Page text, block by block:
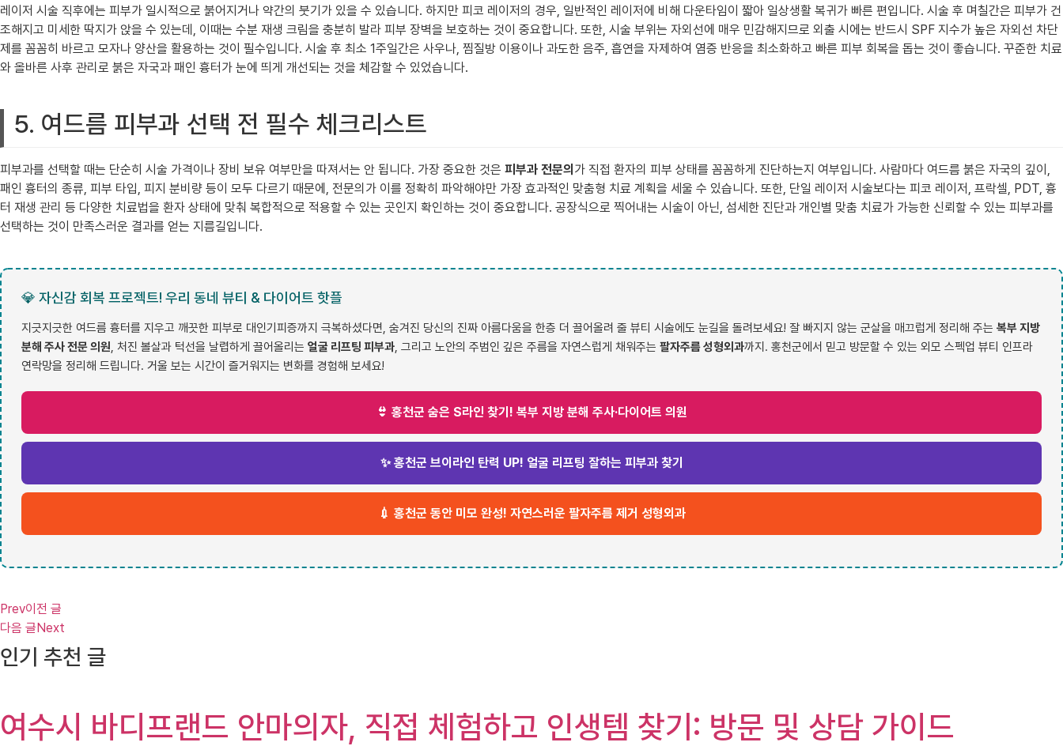
레이저 시술 직후에는 피부가 일시적으로 붉어지거나 약간의 붓기가 있을 수 있습니다. 하지만 피코 레이저의 경우, 일반적인 레이저에 비해 다운타임이 짧아 일상생활 복귀가 빠른 편입니다. 시술 후 며칠간은 피부가 건
조해지고 미세한 딱지가 앉을 수 있는데, 이때는 수분 재생 크림을 충분히 발라 피부 장벽을 보호하는 것이 중요합니다. 또한, 시술 부위는 자외선에 매우 민감해지므로 외출 시에는 반드시 SPF 지수가 높은 자외선 차단
제를 꼼꼼히 바르고 모자나 양산을 활용하는 것이 필수입니다. 시술 후 최소 1주일간은 사우나, 찜질방 이용이나 과도한 음주, 흡연을 자제하여 염증 반응을 최소화하고 빠른 피부 회복을 돕는 것이 좋습니다. 꾸준한 치료
와 올바른 사후 관리로 붉은 자국과 패인 흉터가 눈에 띄게 개선되는 것을 체감할 수 있었습니다.
5. 여드름 피부과 선택 전 필수 체크리스트
피부과를 선택할 때는 단순히 시술 가격이나 장비 보유 여부만을 따져서는 안 됩니다. 가장 중요한 것은 피부과 전문의 가 직접 환자의 피부 상태를 꼼꼼하게 진단하는지 여부입니다. 사람마다 여드름 붉은 자국의 깊이,
패인 흉터의 종류, 피부 타입, 피지 분비량 등이 모두 다르기 때문에, 전문의가 이를 정확히 파악해야만 가장 효과적인 맞춤형 치료 계획을 세울 수 있습니다. 또한, 단일 레이저 시술보다는 피코 레이저, 프락셀, PDT, 흉
터 재생 관리 등 다양한 치료법을 환자 상태에 맞춰 복합적으로 적용할 수 있는 곳인지 확인하는 것이 중요합니다. 공장식으로 찍어내는 시술이 아닌, 섬세한 진단과 개인별 맞춤 치료가 가능한 신뢰할 수 있는 피부과를
선택하는 것이 만족스러운 결과를 얻는 지름길입니다.
💎 자신감 회복 프로젝트! 우리 동네 뷰티 & 다이어트 핫플
지긋지긋한 여드름 흉터를 지우고 깨끗한 피부로 대인기피증까지 극복하셨다면, 숨겨진 당신의 진짜 아름다움을 한층 더 끌어올려 줄 뷰티 시술에도 눈길을 돌려보세요! 잘 빠지지 않는 군살을 매끄럽게 정리해 주는 복부 지방
분해 주사 전문 의원, 처진 볼살과 턱선을 날렵하게 끌어올리는 얼굴 리프팅 피부과, 그리고 노안의 주범인 깊은 주름을 자연스럽게 채워주는 팔자주름 성형외과까지. 홍천군에서 믿고 방문할 수 있는 외모 스펙업 뷰티 인프라
연락망을 정리해 드립니다. 거울 보는 시간이 즐거워지는 변화를 경험해 보세요!
👙 홍천군 숨은 S라인 찾기! 복부 지방 분해 주사·다이어트 의원
✨ 홍천군 브이라인 탄력 UP! 얼굴 리프팅 잘하는 피부과 찾기
💉 홍천군 동안 미모 완성! 자연스러운 팔자주름 제거 성형외과
Prev이전 글
다음 글Next
인기 추천 글
여수시 바디프랜드 안마의자, 직접 체험하고 인생템 찾기: 방문 및 상담 가이드